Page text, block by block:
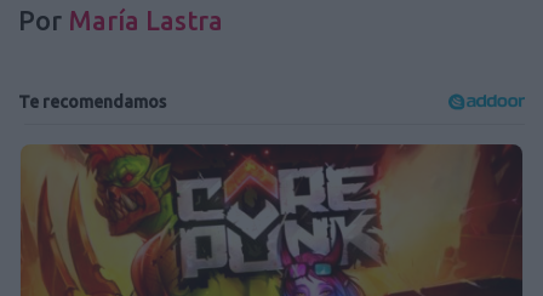
Por María Lastra